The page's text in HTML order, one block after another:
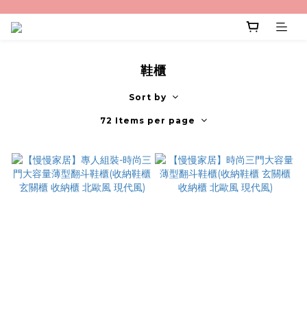
鞋櫃
Sort by
72 Items per page